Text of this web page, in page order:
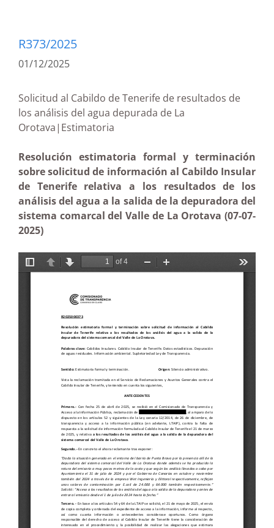
R373/2025
01/12/2025
Solicitud al Cabildo de Tenerife de resultados de
los análisis del agua depurada de La
Orotava|Estimatoria
Resolución estimatoria formal y terminación
sobre solicitud de información al Cabildo Insular
de Tenerife relativa a los resultados de los
análisis del agua a la salida de la depuradora del
sistema comarcal del Valle de La Orotava (07-07-
2025)